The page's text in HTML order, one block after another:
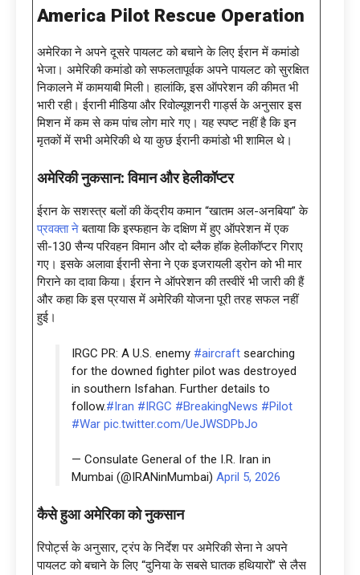
America Pilot Rescue Operation
अमेरिका ने अपने दूसरे पायलट को बचाने के लिए ईरान में कमांडो
भेजा। अमेरिकी कमांडो को सफलतापूर्वक अपने पायलट को सुरक्षित
निकालने में कामयाबी मिली। हालांकि, इस ऑपरेशन की कीमत भी
भारी रही। ईरानी मीडिया और रिवोल्यूशनरी गार्ड्स के अनुसार इस
मिशन में कम से कम पांच लोग मारे गए। यह स्पष्ट नहीं है कि इन
मृतकों में सभी अमेरिकी थे या कुछ ईरानी कमांडो भी शामिल थे।
अमेरिकी नुकसान: विमान और हेलीकॉप्टर
ईरान के सशस्त्र बलों की केंद्रीय कमान “खातम अल-अनबिया” के
प्रवक्ता नेबताया कि इस्फहान के दक्षिण में हुए ऑपरेशन में एक
सी-130 सैन्य परिवहन विमान और दो ब्लैक हॉक हेलीकॉप्टर गिराए
गए। इसके अलावा ईरानी सेना ने एक इजरायली ड्रोन को भी मार
गिराने का दावा किया। ईरान ने ऑपरेशन की तस्वीरें भी जारी की हैं
और कहा कि इस प्रयास में अमेरिकी योजना पूरी तरह सफल नहीं
हुई।
IRGC PR: A U.S. enemy #aircraftsearching
for the downed fighter pilot was destroyed
in southern Isfahan. Further details to
follow.#Iran #IRGC #BreakingNews #Pilot
#War pic.twitter.com/UeJWSDPbJo
— Consulate General of the I.R. Iran in
Mumbai (@IRANinMumbai) April 5, 2026
कैसे हुआ अमेरिका को नुकसान
रिपोर्ट्स के अनुसार, ट्रंप के निर्देश पर अमेरिकी सेना ने अपने
पायलट को बचाने के लिए “दुनिया के सबसे घातक हथियारों” से लैस